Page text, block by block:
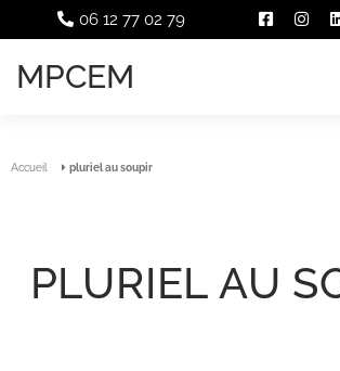
06 12 77 02 79
MPCEM
Accueil pluriel au soupir
PLURIEL AU